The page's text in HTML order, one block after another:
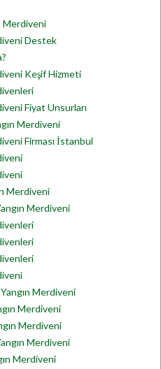
Merdiveni
Destek
Keşif Hizmeti
Fiyat Unsurları
Merdiveni
Firması İstanbul
Merdiveni
Merdiveni
Merdiveni
Merdiveni
Merdiveni
Merdiveni
Merdiveni